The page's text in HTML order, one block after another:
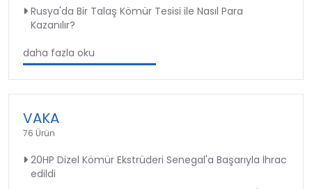
Rusya'da Bir Talaş Kömür Tesisi ile Nasıl Para
Kazanılır?
daha fazla oku
VAKA
76 Ürün
20HP Dizel Kömür Ekstrüderi Senegal'a Başarıyla İhrac
edildi